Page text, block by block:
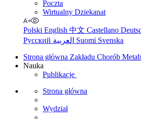
Poczta
Wirtualny Dziekanat
Polski English 中文 Castellano
Русский
Suomi Svenska
Strona główna Zakładu Chorób
Nauka
Publikacje
Strona główna
Wydział